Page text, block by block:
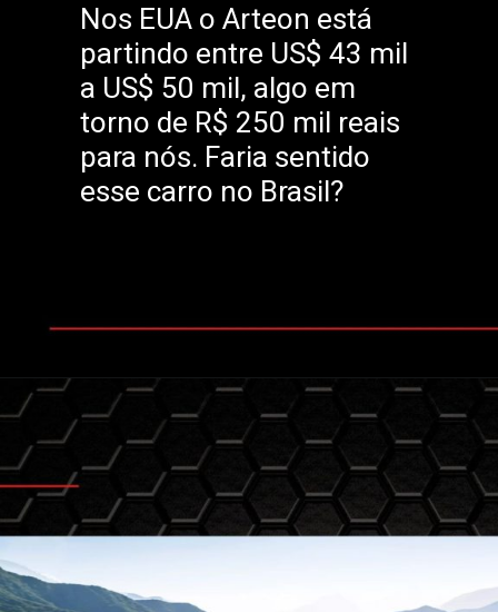
Nos EUA o Arteon está
partindo entre US$ 43 mil
a US$ 50 mil, algo em
torno de R$ 250 mil reais
para nós. Faria sentido
esse carro no Brasil?